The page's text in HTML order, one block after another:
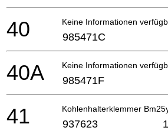
Keine Informationen
40 985471C
Keine Informationen
40A 985471F
Kohlenhalterklemmer
41 937623